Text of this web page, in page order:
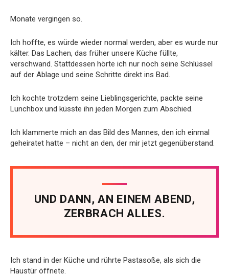
Monate vergingen so.
Ich hoffte, es würde wieder normal werden, aber es wurde nur
kälter. Das Lachen, das früher unsere Küche füllte,
verschwand. Stattdessen hörte ich nur noch seine Schlüssel
auf der Ablage und seine Schritte direkt ins Bad.
Ich kochte trotzdem seine Lieblingsgerichte, packte seine
Lunchbox und küsste ihn jeden Morgen zum Abschied.
Ich klammerte mich an das Bild des Mannes, den ich einmal
geheiratet hatte – nicht an den, der mir jetzt gegenüberstand.
UND DANN, AN EINEM ABEND,
ZERBRACH ALLES.
Ich stand in der Küche und rührte Pastasoße, als sich die
Haustür öffnete.